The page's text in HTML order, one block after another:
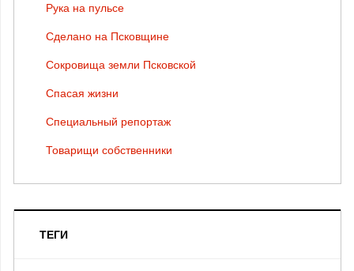
Рука на пульсе
Сделано на Псковщине
Сокровища земли Псковской
Спасая жизни
Специальный репортаж
Товарищи собственники
ТЕГИ